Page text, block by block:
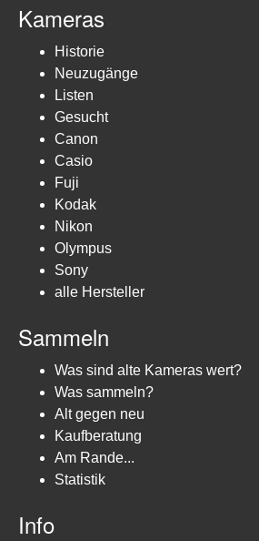
Kameras
Historie
Neuzugänge
Listen
Gesucht
Canon
Casio
Fuji
Kodak
Nikon
Olympus
Sony
alle Hersteller
Sammeln
Was sind alte Kameras wert?
Was sammeln?
Alt gegen neu
Kaufberatung
Am Rande...
Statistik
Info